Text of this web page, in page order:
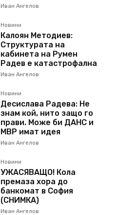
Иван Ангелов
Новини
Калоян Методиев:
Структурата на
кабинета на Румен
Радев е катастрофална
Иван Ангелов
Новини
Десислава Радева: Не
знам кой, нито защо го
прави. Може би ДАНС и
МВР имат идея
Иван Ангелов
Новини
УЖАСЯВАЩО! Кола
премаза хора до
банкомат в София
(СНИМКА)
Иван Ангелов